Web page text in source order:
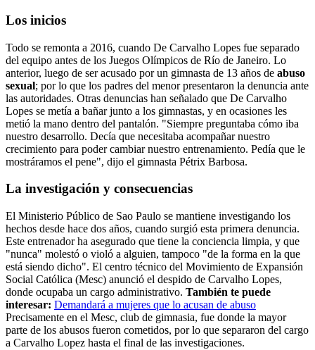
Los inicios
Todo se remonta a 2016, cuando De Carvalho Lopes fue separado
del equipo antes de los Juegos Olímpicos de Río de Janeiro. Lo
anterior, luego de ser acusado por un gimnasta de 13 años de abuso
sexual; por lo que los padres del menor presentaron la denuncia ante
las autoridades. Otras denuncias han señalado que De Carvalho
Lopes se metía a bañar junto a los gimnastas, y en ocasiones les
metió la mano dentro del pantalón. "Siempre preguntaba cómo iba
nuestro desarrollo. Decía que necesitaba acompañar nuestro
crecimiento para poder cambiar nuestro entrenamiento. Pedía que le
mostráramos el pene", dijo el gimnasta Pétrix Barbosa.
La investigación y consecuencias
El Ministerio Público de Sao Paulo se mantiene investigando los
hechos desde hace dos años, cuando surgió esta primera denuncia.
Este entrenador ha asegurado que tiene la conciencia limpia, y que
"nunca" molestó o violó a alguien, tampoco "de la forma en la que
está siendo dicho". El centro técnico del Movimiento de Expansión
Social Católica (Mesc) anunció el despido de Carvalho Lopes,
donde ocupaba un cargo administrativo. También te puede
interesar: Demandará a mujeres que lo acusan de abuso
Precisamente en el Mesc, club de gimnasia, fue donde la mayor
parte de los abusos fueron cometidos, por lo que separaron del cargo
a Carvalho Lopez hasta el final de las investigaciones.